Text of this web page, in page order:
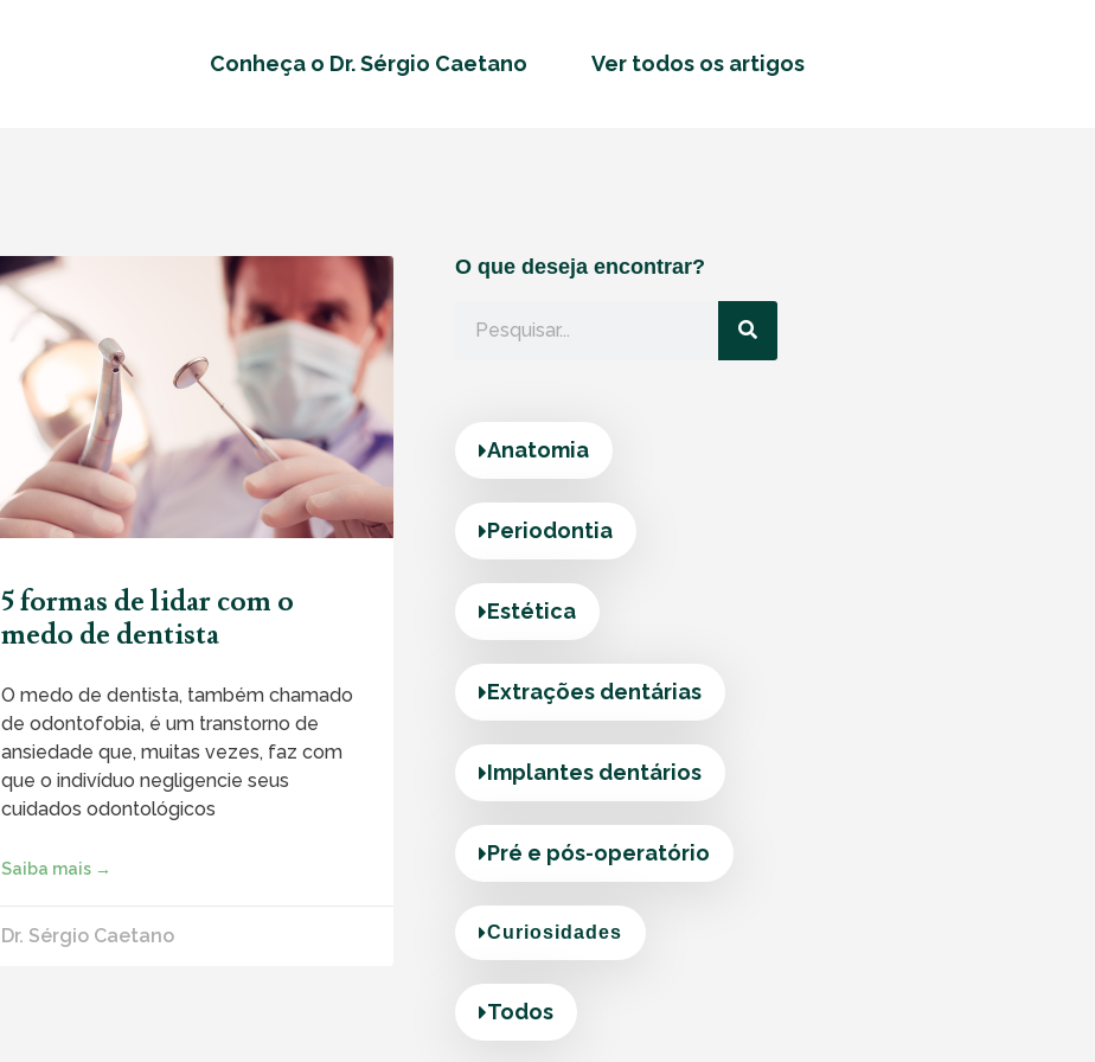
Conheça o Dr. Sérgio Caetano Ver todos os artigos
5 formas de lidar com o
medo de dentista
O medo de dentista, também chamado
de odontofobia, é um transtorno de
ansiedade que, muitas vezes, faz com
que o indivíduo negligencie seus
cuidados odontológicos
Saiba mais →
Dr. Sérgio Caetano
O que deseja encontrar?
Anatomia
Periodontia
Estética
Extrações dentárias
Implantes dentários
Pré e pós-operatório
Curiosidades
Todos